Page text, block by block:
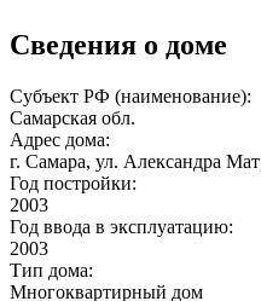
Сведения о доме
Субъект РФ (наименование):
Самарская обл.
Адрес дома:
г. Самара, ул. Александра
Год постройки:
2003
Год ввода в эксплуатацию:
2003
Тип дома:
Многоквартирный дом